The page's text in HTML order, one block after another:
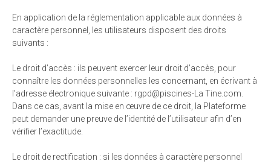
En application de la réglementation applicable aux données à
caractère personnel, les utilisateurs disposent des droits
suivants :
Le droit d’accès : ils peuvent exercer leur droit d’accès, pour
connaître les données personnelles les concernant, en écrivant à
l’adresse électronique suivante : rgpd@piscines-La Tine.com.
Dans ce cas, avant la mise en œuvre de ce droit, la Plateforme
peut demander une preuve de l’identité de l’utilisateur afin d’en
vérifier l’exactitude.
Le droit de rectification : si les données à caractère personnel